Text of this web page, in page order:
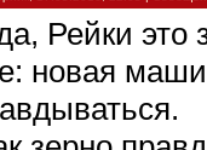
Рейки это
новая